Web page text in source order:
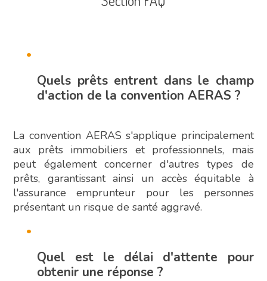
Quels prêts entrent dans le champ
d'action de la convention AERAS ?
La convention AERAS s'applique principalement
aux prêts immobiliers et professionnels, mais
peut également concerner d'autres types de
prêts, garantissant ainsi un accès équitable à
l'assurance emprunteur pour les personnes
présentant un risque de santé aggravé.
Quel est le délai d'attente pour
obtenir une réponse ?